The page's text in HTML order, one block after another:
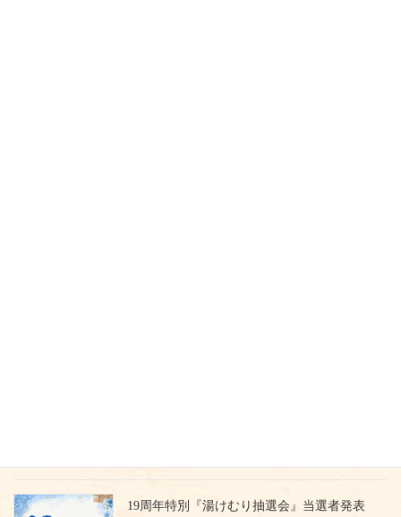
19周年特別『湯けむり抽選会』当選者発表